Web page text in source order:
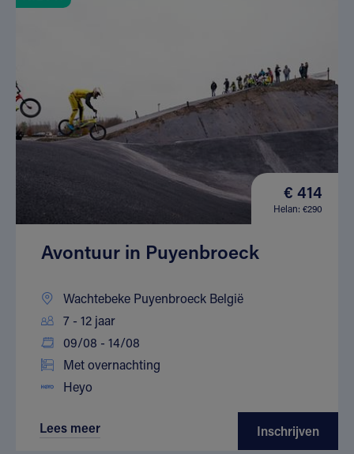
€ 414
Helan: €290
Avontuur in Puyenbroeck
Wachtebeke Puyenbroeck België
7 - 12 jaar
09/08 - 14/08
Met overnachting
Heyo
Lees meer Inschrijven